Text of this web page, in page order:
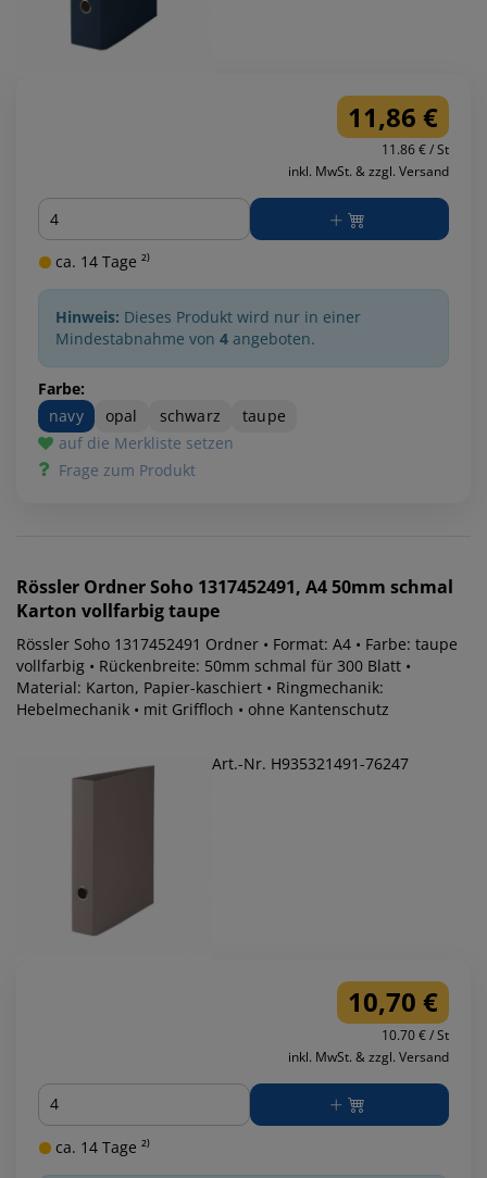
11,86 €
11.86 € / St
inkl. MwSt. & zzgl. Versand
Menge
ca. 14 Tage ²⁾
Hinweis: Dieses Produkt wird nur in einer
Mindestabnahme von 4 angeboten.
Farbe:
navy
opal schwarz
taupe
auf die Merkliste setzen
Frage zum Produkt
Rössler Ordner Soho 1317452491, A4 50mm schmal
Karton vollfarbig taupe
Rössler Soho 1317452491 Ordner • Format: A4 • Farbe: taupe
vollfarbig • Rückenbreite: 50mm schmal für 300 Blatt •
Material: Karton, Papier-kaschiert • Ringmechanik:
Hebelmechanik • mit Griffloch • ohne Kantenschutz
Art.-Nr. H935321491-76247
10,70 €
10.70 € / St
inkl. MwSt. & zzgl. Versand
Menge
ca. 14 Tage ²⁾